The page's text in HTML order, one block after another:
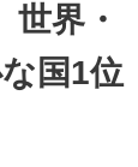
界・
国1位